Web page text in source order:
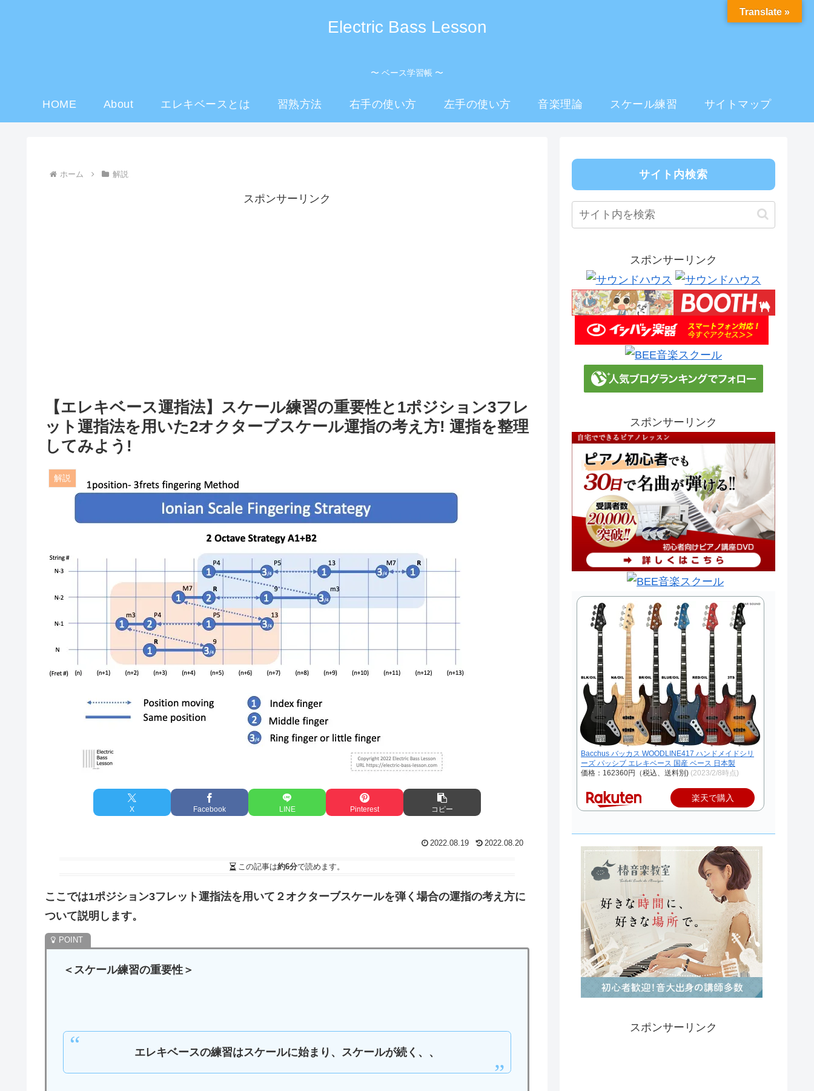
Electric Bass Lesson
〜 ベース学習帳 〜
HOME About エレキベースとは 習熟方法 右手の使い方 左手の使い方 音楽理論 スケール練習 サイトマップ
ホーム 解説
スポンサーリンク
【エレキベース運指法】スケール練習の重要性と1ポジション3フレ
ット運指法を用いた2オクターブスケール運指の考え方! 運指を整理
してみよう!
解説
X Facebook LINE Pinterest コピー
2022.08.19 2022.08.20
この記事は約6分で読めます。
ここでは1ポジション3フレット運指法を用いて２オクターブスケールを弾く場合の運指の考え方に
ついて説明します。
＜スケール練習の重要性＞
エレキベースの練習はスケールに始まり、スケールが続く、、
サイト内検索
スポンサーリンク
スポンサーリンク
Bacchus バッカス WOODLINE417 ハンドメイドシリ
ーズ パッシブ エレキベース 国産 ベース 日本製
価格：162360円（税込、送料別) (2023/2/8時点)
楽天で購入
スポンサーリンク
Translate »